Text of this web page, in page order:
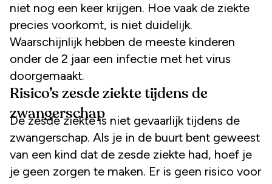
niet nog een keer krijgen. Hoe vaak de ziekte
precies voorkomt, is niet duidelijk.
Waarschijnlijk hebben de meeste kinderen
onder de 2 jaar een infectie met het virus
doorgemaakt.
Risico’s zesde ziekte tijdens de
zwangerschap
De zesde ziekte is niet gevaarlijk tijdens de
zwangerschap. Als je in de buurt bent geweest
van een kind dat de zesde ziekte had, hoef je
je geen zorgen te maken. Er is geen risico voor